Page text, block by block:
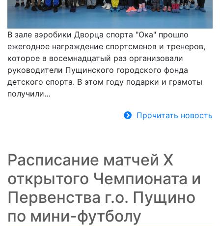
В зале аэробики Дворца спорта "Ока" прошло
ежегодное награждение спортсменов и тренеров,
которое в восемнадцатый раз организовали
руководители Пущинского городского фонда
детского спорта. В этом году подарки и грамоты
получили…
Прочитать новость
Расписание матчей X
открытого Чемпионата и
Первенства г.о. Пущино
по мини-футболу